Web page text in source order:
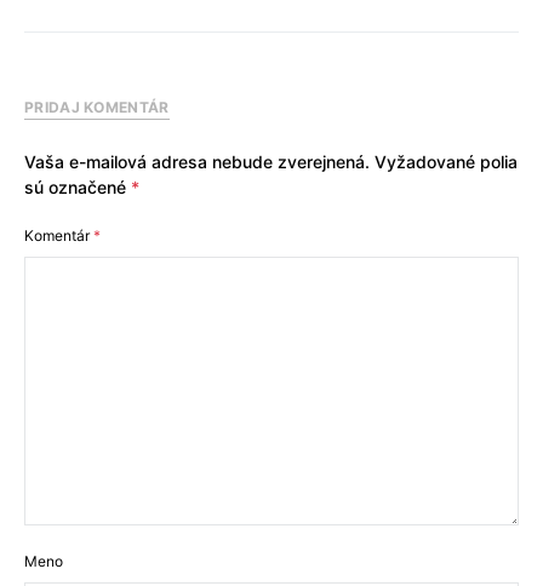
PRIDAJ KOMENTÁR
Vaša e-mailová adresa nebude zverejnená. Vyžadované polia
sú označené *
Komentár*
Meno